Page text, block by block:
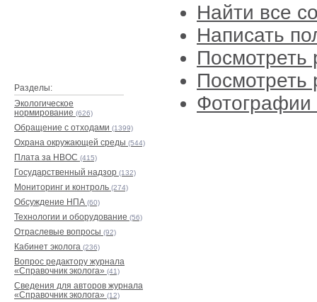
Разделы:
Экологическое
нормирование (626)
Обращение с отходами (1399)
Охрана окружающей среды (544)
Плата за НВОС (415)
Государственный надзор (132)
Мониторинг и контроль (274)
Обсуждение НПА (60)
Технологии и оборудование (56)
Отраслевые вопросы (92)
Кабинет эколога (236)
Вопрос редактору журнала
«Справочник эколога» (41)
Сведения для авторов журнала
«Справочник эколога» (12)
Найти все
Написать
Посмотреть
Посмотреть
Фотографии